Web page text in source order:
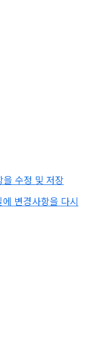
수정 및 저장
변경사항을 다시